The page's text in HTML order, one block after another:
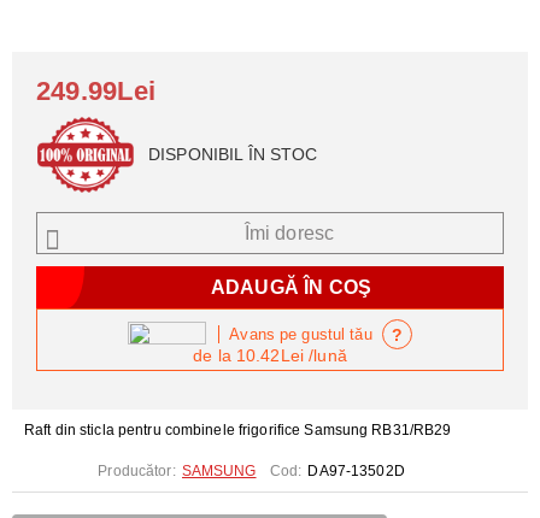
Raft din sticla pentru combinele frigorifice Samsung RB31/RB29
Producător: SAMSUNG Cod: DA97-13502D
249.99Lei
DISPONIBIL ÎN STOC
Îmi doresc
de la 10.42Lei/lună
Avans pe gustul tău ?